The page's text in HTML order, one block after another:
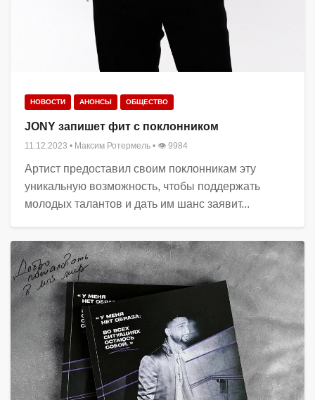
НОВОСТИ АНОНСЫ ОБЩЕСТВО
JONY запишет фит с поклонником
11.12.2023 • Максим Ротермель • 👁 9984
Артист предоставил своим поклонникам эту
уникальную возможность, чтобы поддержать
молодых талантов и дать им шанс заявит...